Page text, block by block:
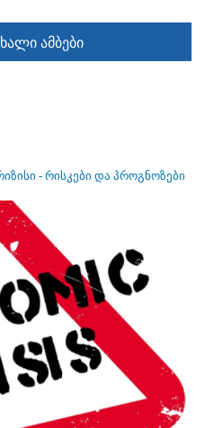
ამბები
- რისკები და პროგნოზები